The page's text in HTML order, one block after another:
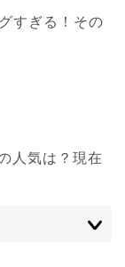
すぎる！その
人気は？現在